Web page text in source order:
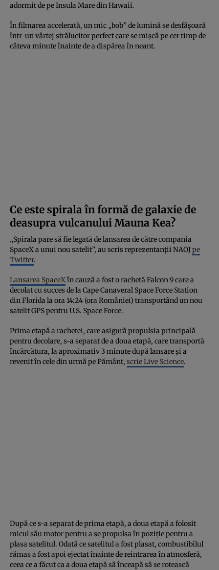
adormit de pe Insula Mare din Hawaii.
În filmarea accelerată, un mic „bob” de lumină se desfășoară
într-un vârtej strălucitor perfect care se mișcă pe cer timp de
câteva minute înainte de a dispărea în neant.
Ce este spirala în formă de galaxie de
deasupra vulcanului Mauna Kea?
„Spirala pare să fie legată de lansarea de către compania
SpaceX a unui nou satelit”, au scris reprezentanții NAOJpe
Twitter.
Lansarea SpaceXîn cauză a fost o rachetă Falcon 9 care a
decolat cu succes de la Cape Canaveral Space Force Station
din Florida la ora 14:24 (ora României) transportând un nou
satelit GPS pentru U.S. Space Force.
Prima etapă a rachetei, care asigură propulsia principală
pentru decolare, s-a separat de a doua etapă, care transportă
încărcătura, la aproximativ 3 minute după lansare și a
revenit în cele din urmă pe Pământ, scrie Live Science.
După ce s-a separat de prima etapă, a doua etapă a folosit
micul său motor pentru a se propulsa în poziție pentru a
plasa satelitul. Odată ce satelitul a fost plasat, combustibilul
rămas a fost apoi ejectat înainte de reintrarea în atmosferă,
ceea ce a făcut ca a doua etapă să înceapă să se rotească